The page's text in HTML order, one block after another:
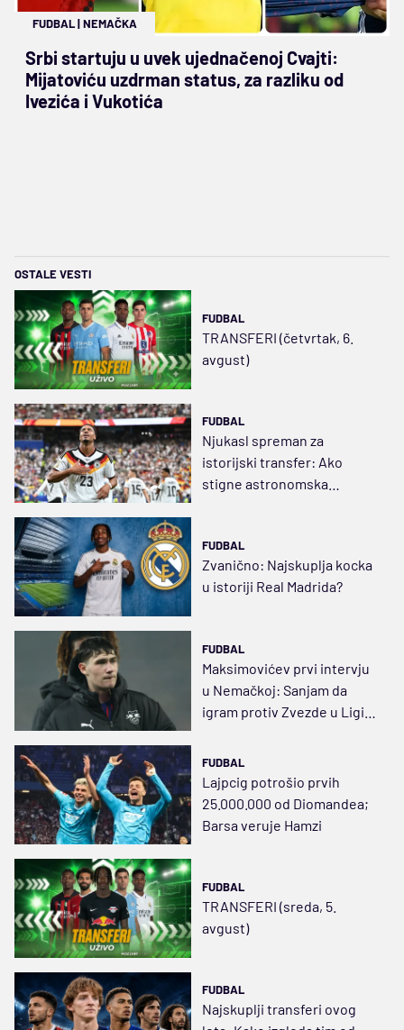
FUDBAL|NEMAČKA
Srbi startuju u uvek ujednačenoj Cvajti:
Mijatoviću uzdrman status, za razliku od
Ivezića i Vukotića
OSTALE VESTI
FUDBAL
TRANSFERI (četvrtak, 6.
avgust)
FUDBAL
Njukasl spreman za
istorijski transfer: Ako
stigne astronomska
FUDBAL
Zvanično: Najskuplja kocka
u istoriji Real Madrida?
FUDBAL
Maksimovićev prvi intervju
u Nemačkoj: Sanjam da
igram protiv Zvezde u Ligi
FUDBAL
Lajpcig potrošio prvih
25.000.000 od Diomandea;
Barsa veruje Hamzi
FUDBAL
TRANSFERI (sreda, 5.
avgust)
FUDBAL
Najskuplji transferi ovog